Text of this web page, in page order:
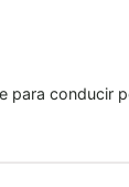
para conducir